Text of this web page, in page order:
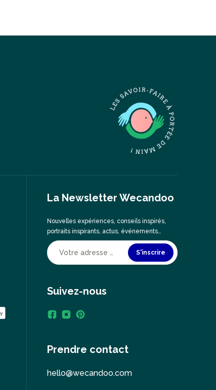
La Newsletter Wecandoo
Nouvelles expériences, conseils inspirés,
portraits inspirants, actus, événements…
S'inscrire
Suivez-nous
Prendre contact
hello@wecandoo.com